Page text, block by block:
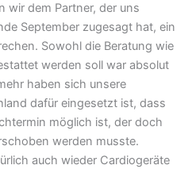
wir dem Partner, der uns
September zugesagt hat, ein
Sowohl die Beratung wie
werden soll war absolut
haben sich unsere
dafür eingesetzt ist, dass
möglich ist, der doch
werden musste.
auch wieder Cardiogeräte